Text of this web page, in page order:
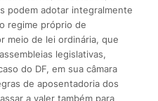
podem adotar integralmente
regime próprio de
meio de lei ordinária, que
legislativas,
do DF, em sua câmara
de aposentadoria dos
a valer também para